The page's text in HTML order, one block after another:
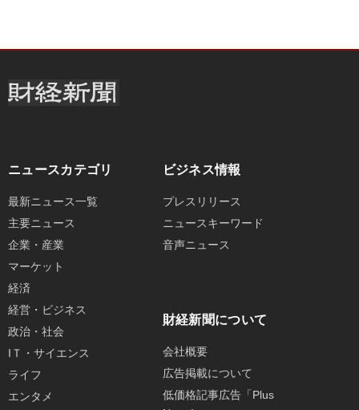
ニュースカテゴリ
最新ニュース一覧
主要ニュース
企業・産業
マーケット
経済
経営・ビジネス
政治・社会
IＴ・サイエンス
ライフ
エンタメ
ビジネス情報
プレスリリース
ニュースキーワード
音声ニュース
財経新聞について
会社概要
広告掲載について
低価格記事広告「Plus